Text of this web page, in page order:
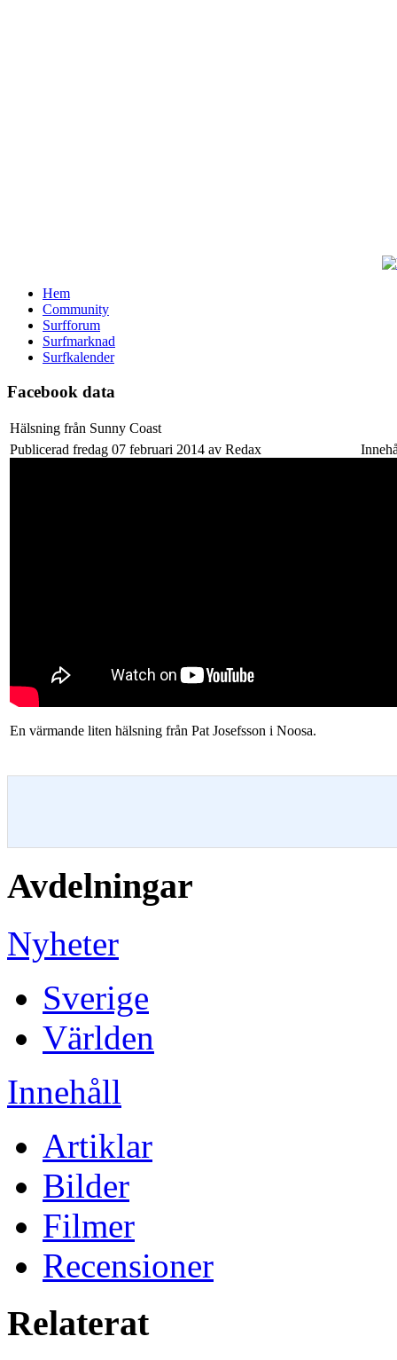
Hem
Community
Surfforum
Surfmarknad
Surfkalender
Facebook data
Hälsning från Sunny Coast
Publicerad fredag 07 februari 2014 av Redax
En värmande liten hälsning från Pat Josefsson i Noosa.
Avdelningar
Nyheter
Sverige
Världen
Innehåll
Artiklar
Bilder
Filmer
Recensioner
Relaterat